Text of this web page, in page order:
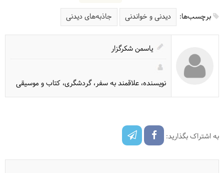
برچسب‌ها: دیدنی و خواندنی جاذبه‌های دیدنی
یاسمن شکرگزار
نویسنده، علاقمند به سفر، گردشگری، کتاب و موسیقی
به اشتراک بگذارید: